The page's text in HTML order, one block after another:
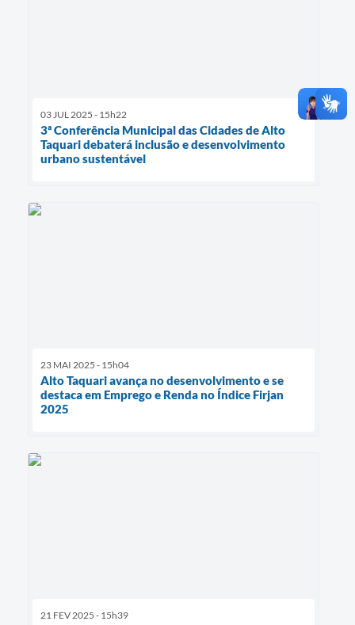
03 JUL 2025 - 15h22
3ª Conferência Municipal das Cidades de Alto
Taquari debaterá inclusão e desenvolvimento
urbano sustentável
23 MAI 2025 - 15h04
Alto Taquari avança no desenvolvimento e se
destaca em Emprego e Renda no Índice Firjan
2025
21 FEV 2025 - 15h39